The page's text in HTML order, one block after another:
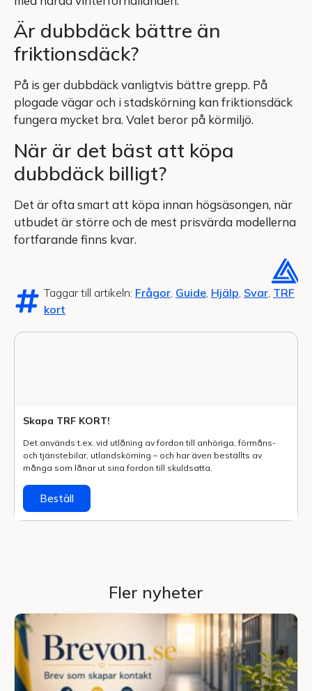
Är dubbdäck bättre än
friktionsdäck?
På is ger dubbdäck vanligtvis bättre grepp. På
plogade vägar och i stadskörning kan friktionsdäck
fungera mycket bra. Valet beror på körmiljö.
När är det bäst att köpa
dubbdäck billigt?
Det är ofta smart att köpa innan högsäsongen, när
utbudet är större och de mest prisvärda modellerna
fortfarande finns kvar.
Taggar till artikeln: Frågor, Guide, Hjälp, Svar, TRF
kort
Skapa TRF KORT!
Det används t.ex. vid utlåning av fordon till anhöriga, förmåns-
och tjänstebilar, utlands­körning – och har även beställts av
många som lånar ut sina fordon till skuldsatta.
Beställ
Fler nyheter